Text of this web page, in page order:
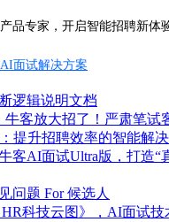
品专家，开启智能招聘新体
面试解决方案
逻辑说明文档
客放大招了！严肃笔试
提升招聘效率的智能解
客AI面试Ultra版，打造“
问题 For 候选人
科技云图》，AI面试技